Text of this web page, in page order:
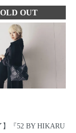
】『52 BY HIKARU